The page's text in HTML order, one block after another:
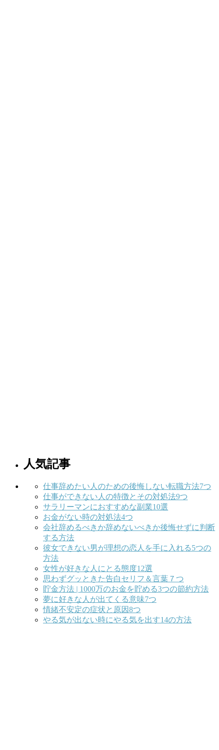
人気記事
仕事辞めたい人のための後悔しない転職方法7つ
仕事ができない人の特徴とその対処法9つ
サラリーマンにおすすめな副業10選
お金がない時の対処法4つ
会社辞めるべきか辞めないべきか後悔せずに判断
する方法
彼女できない男が理想の恋人を手に入れる5つの
方法
女性が好きな人にとる態度12選
思わずグッときた告白セリフ＆言葉７つ
貯金方法 | 1000万のお金を貯める3つの節約方法
夢に好きな人が出てくる意味7つ
情緒不安定の症状と原因8つ
やる気が出ない時にやる気を出す14の方法